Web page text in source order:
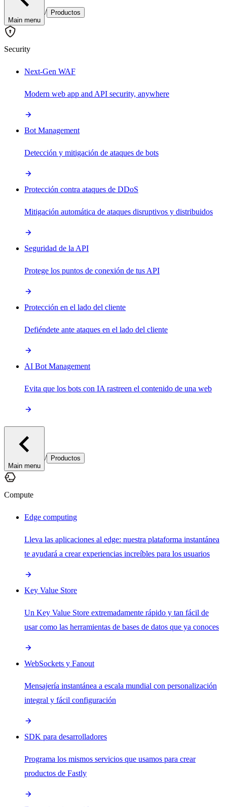
Main menu
/ Productos
Security
Next-Gen WAF
Modern web app and API security, anywhere
Bot Management
Detección y mitigación de ataques de bots
Protección contra ataques de DDoS
Mitigación automática de ataques disruptivos y distribuidos
Seguridad de la API
Protege los puntos de conexión de tus API
Protección en el lado del cliente
Defiéndete ante ataques en el lado del cliente
AI Bot Management
Evita que los bots con IA rastreen el contenido de una web
Main menu
/ Productos
Compute
Edge computing
Lleva las aplicaciones al edge: nuestra plataforma instantánea
te ayudará a crear experiencias increíbles para los usuarios
Key Value Store
Un Key Value Store extremadamente rápido y tan fácil de
usar como las herramientas de bases de datos que ya conoces
WebSockets y Fanout
Mensajería instantánea a escala mundial con personalización
integral y fácil configuración
SDK para desarrolladores
Programa los mismos servicios que usamos para crear
productos de Fastly